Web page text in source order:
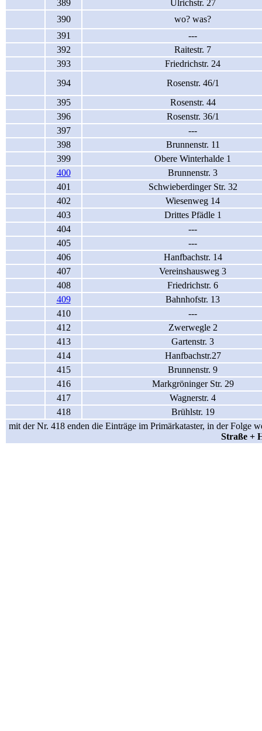
389
Ulrichstr. 27
390
wo? was?
391
---
392
Raitestr. 7
393
Friedrichstr. 24
394
Rosenstr. 46/1
395
Rosenstr. 44
396
Rosenstr. 36/1
397
---
398
Brunnenstr. 11
399
Obere Winterhalde 1
400
Brunnenstr. 3
401
Schwieberdinger Str. 32
402
Wiesenweg 14
403
Drittes Pfädle 1
404
---
405
---
406
Hanfbachstr. 14
407
Vereinshausweg 3
408
Friedrichstr. 6
409
Bahnhofstr. 13
410
---
412
Zwerwegle 2
413
Gartenstr. 3
414
Hanfbachstr.27
415
Brunnenstr. 9
416
Markgröninger Str. 29
417
Wagnerstr. 4
418
Brühlstr. 19
mit der Nr. 418 enden die Einträge im Primärkataster, in der Folge
Straße +